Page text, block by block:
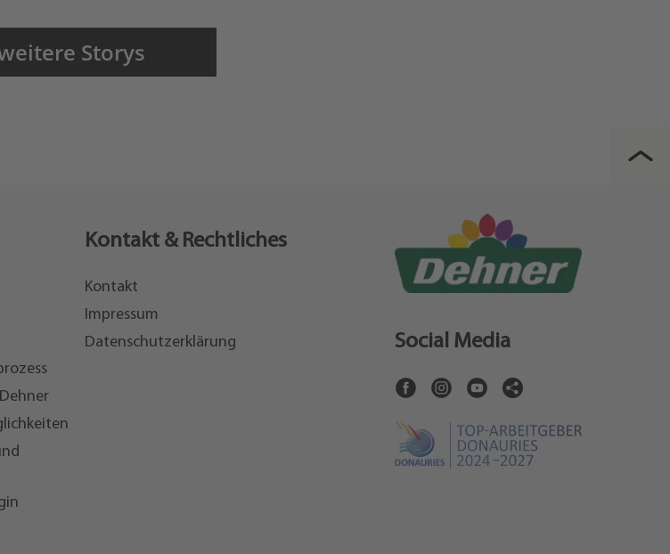
Storys
Kontakt & Rechtliches
Kontakt
Impressum
Datenschutzerklärung
Social Media